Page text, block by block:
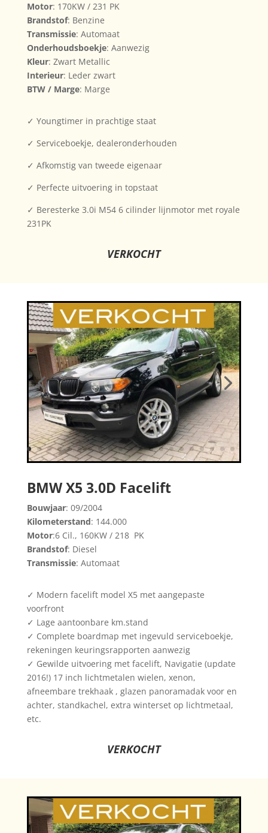
Motor: 170KW / 231 PK
Brandstof: Benzine
Transmissie: Automaat
Onderhoudsboekje: Aanwezig
Kleur: Zwart Metallic
Interieur: Leder zwart
BTW / Marge: Marge
✓ Youngtimer in prachtige staat
✓ Serviceboekje, dealeronderhouden
✓ Afkomstig van tweede eigenaar
✓ Perfecte uitvoering in topstaat
✓ Beresterke 3.0i M54 6 cilinder lijnmotor met royale
231PK
VERKOCHT
BMW X5 3.0D Facelift
Bouwjaar: 09/2004
Kilometerstand: 144.000
Motor:6 Cil., 160KW / 218 PK
Brandstof: Diesel
Transmissie: Automaat
✓ Modern facelift model X5 met aangepaste
voorfront
✓ Lage aantoonbare km.stand
✓ Complete boardmap met ingevuld serviceboekje,
rekeningen keuringsrapporten aanwezig
✓ Gewilde uitvoering met facelift, Navigatie (update
2016!) 17 inch lichtmetalen wielen, xenon,
afneembare trekhaak , glazen panoramadak voor en
achter, standkachel, extra winterset op lichtmetaal,
etc.
VERKOCHT